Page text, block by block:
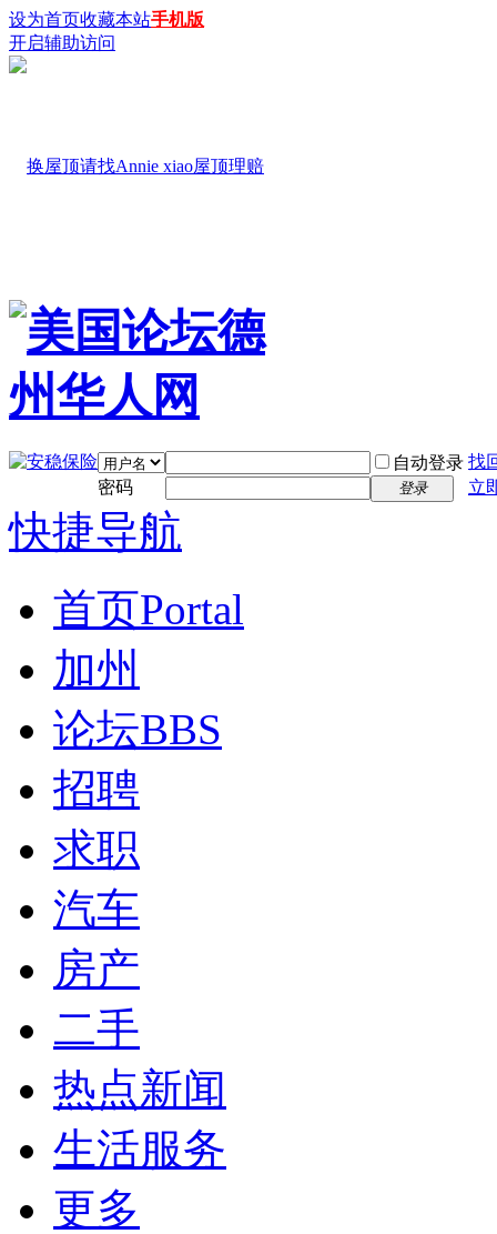
设为首页收藏本站手机版
开启辅助访问
自动登录 找
密码
登录 立
快捷导航
首页Portal
加州
论坛BBS
招聘
求职
汽车
房产
二手
热点新闻
生活服务
更多